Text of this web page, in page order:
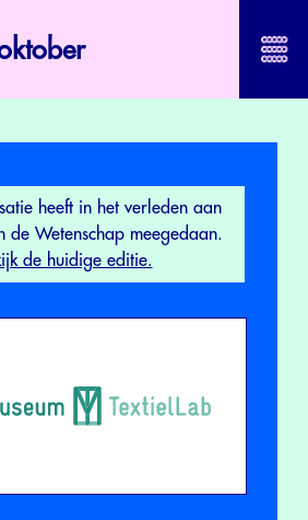
heeft in het verleden aan
de Wetenschap meegedaan.
de huidige editie.